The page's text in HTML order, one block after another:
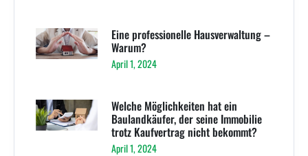
Eine professionelle Hausverwaltung –
Warum?
April 1, 2024
Welche Möglichkeiten hat ein
Baulandkäufer, der seine Immobilie
trotz Kaufvertrag nicht bekommt?
April 1, 2024